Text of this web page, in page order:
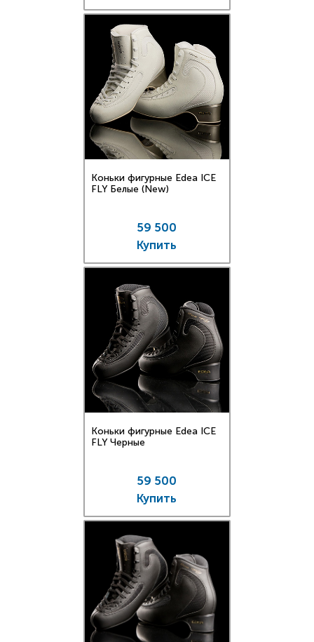
Коньки фигурные Edea ICE
FLY Белые (New)
59 500
Купить
Коньки фигурные Edea ICE
FLY Черные
59 500
Купить